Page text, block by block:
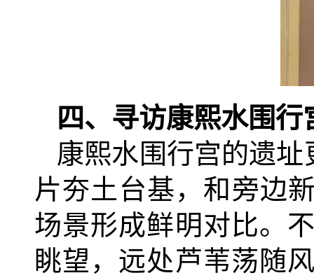
四、 寻访康熙水围行
康熙水围行宫的遗址
片夯土台基，和旁边
场景形成鲜明对比。
眺望，远处芦苇荡随